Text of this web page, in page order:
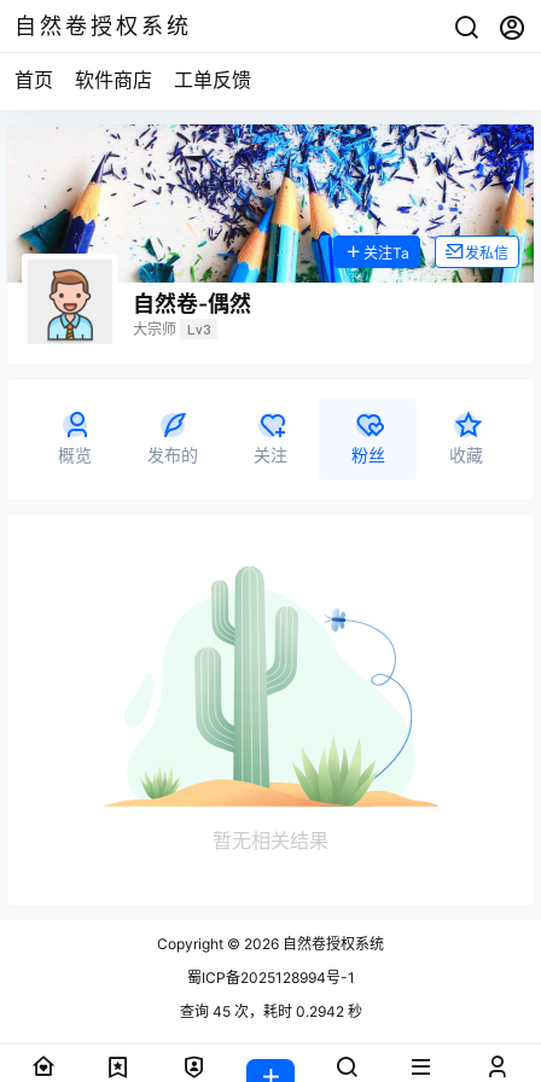
自然卷授权系统
首页 软件商店 工单反馈
自然卷-偶然
大宗师 Lv3
关注Ta 发私信
概览 发布的 关注 粉丝 收藏
暂无相关结果
Copyright © 2026 自然卷授权系统
蜀ICP备2025128994号-1
查询 45 次，耗时 0.2942 秒